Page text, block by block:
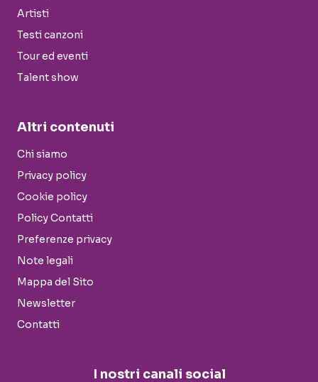
Artisti
Testi canzoni
Tour ed eventi
Talent show
Altri contenuti
Chi siamo
Privacy policy
Cookie policy
Policy Contatti
Preferenze privacy
Note legali
Mappa del Sito
Newsletter
Contatti
I nostri canali social